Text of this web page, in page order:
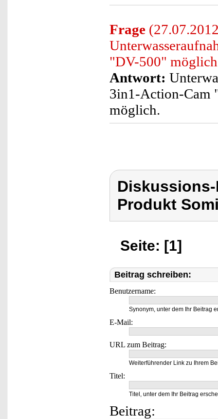
Frage
"DV-500"
Antwort:
3in1-Action-Cam
möglich.
Produkt
Seite: [1]
Beitrag schreiben:
Benutzername:
Synonym, unter dem Ihr Beitrag
E-Mail:
URL zum Beitrag:
Weiterführender Link zu Ihrem
Titel:
Titel, unter dem Ihr Beitrag
Beitrag: